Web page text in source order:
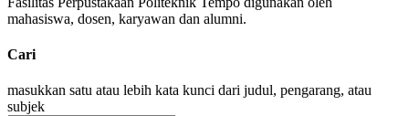
mahasiswa, dosen, karyawan dan alumni.
Cari
masukkan satu atau lebih kata kunci dari judul, pengarang, atau
subjek